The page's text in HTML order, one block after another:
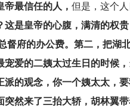
最信任的人， 但是，这个
是皇帝的心腹，满清的权
督府的办公费。第二，把湖
爱的二姨太过生日的时候
的观念，你一个姨太太，
然来了三抬大轿，胡林翼